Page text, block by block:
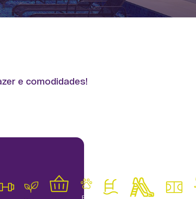
e comodidades!
Pet